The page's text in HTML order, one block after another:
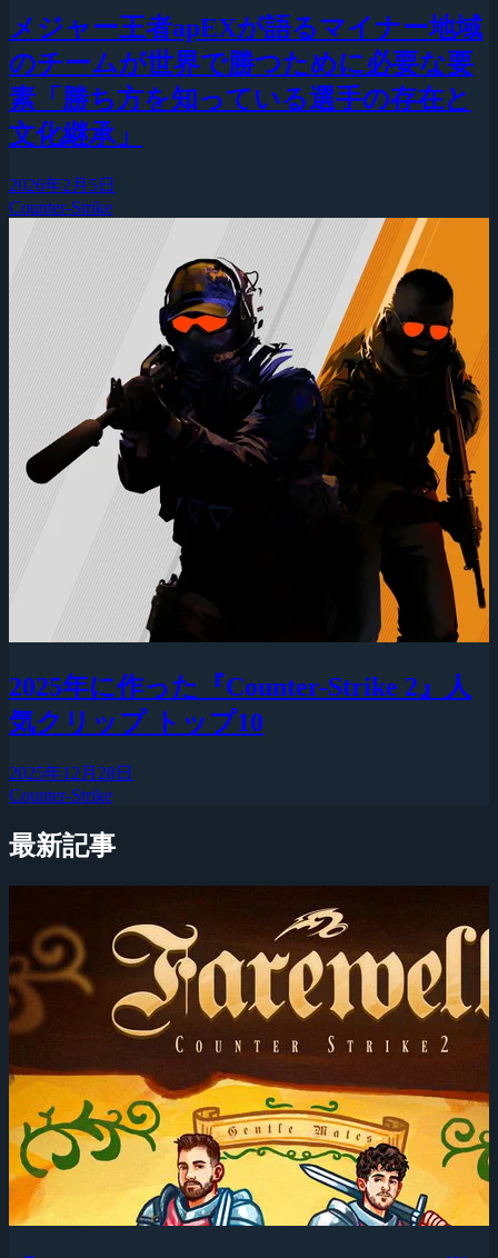
メジャー王者apEXが語るマイナー地域
のチームが世界で勝つために必要な要
素「勝ち方を知っている選手の存在と
文化継承」
2026年2月5日
Counter-Strike
2025年に作った『Counter-Strike 2』人
気クリップ トップ10
2025年12月28日
Counter-Strike
最新記事